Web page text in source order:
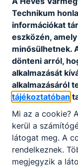
Technikum
információkat
eszközén,
minősülhetnek.
dönteni arról,
alkalmazását
alkalmazásáról
tájékoztatóban
Mi az a cookie?
kerül a
látogat meg. A
rendelkeznek.
megjegyzik a